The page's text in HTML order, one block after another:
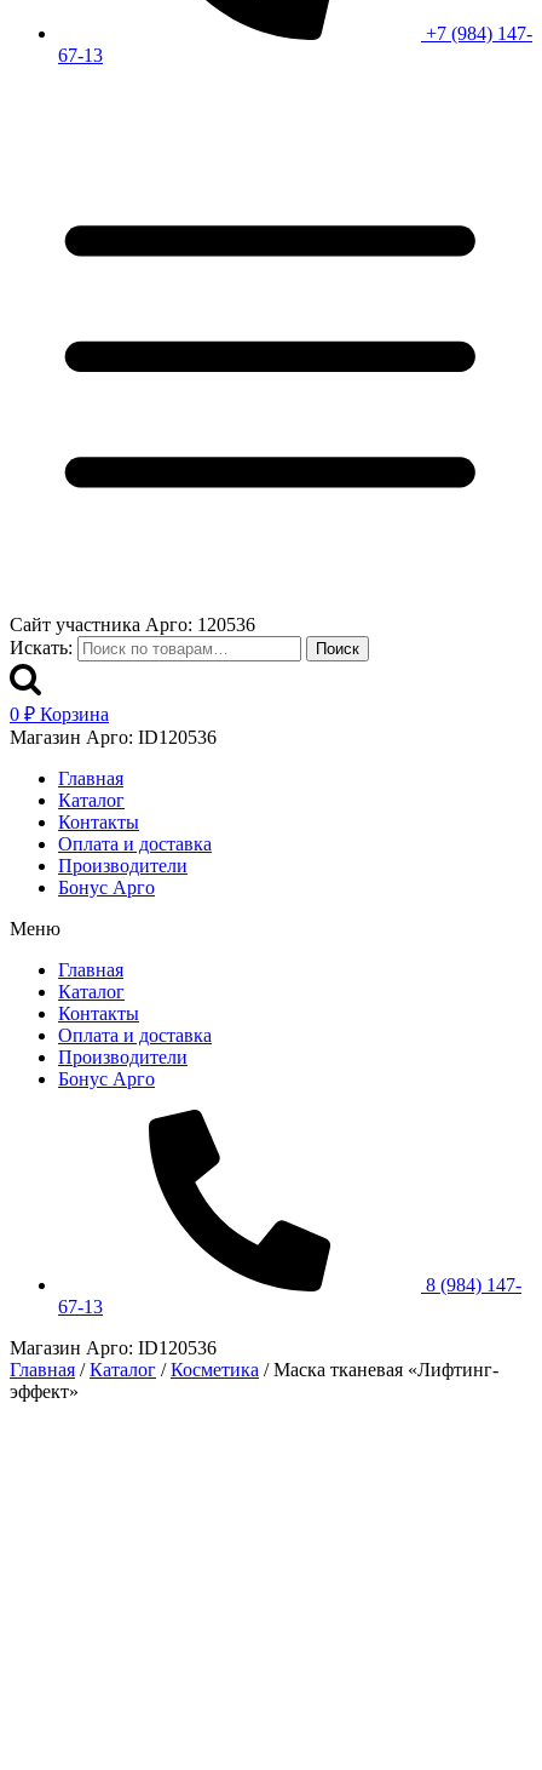
+7 (984) 147-
67-13
Сайт участника Арго: 120536
Искать:
Поиск
0 ₽ Корзина
Магазин Арго: ID120536
Главная
Каталог
Контакты
Оплата и доставка
Производители
Бонус Арго
Меню
Главная
Каталог
Контакты
Оплата и доставка
Производители
Бонус Арго
8 (984) 147-
67-13
Магазин Арго: ID120536
Главная / Каталог / Косметика / Маска тканевая «Лифтинг-
эффект»